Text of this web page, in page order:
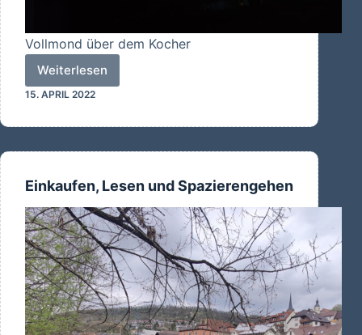
Vollmond über dem Kocher
Weiterlesen
Gute
Nacht
15. APRIL 2022
Einkaufen, Lesen und Spazierengehen